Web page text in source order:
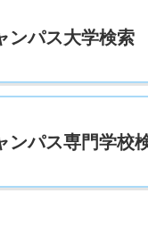
ンパス大学検索
ンパス専門学校